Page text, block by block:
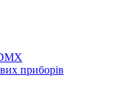
приборів